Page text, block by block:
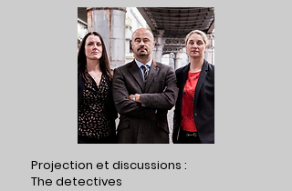
Projection et discussions :
The detectives